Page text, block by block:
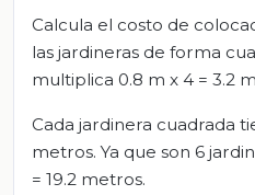
Calcula el costo de
las jardineras de forma
multiplica 0.8 m x 4 = 3.2
Cada jardinera cuadrada
metros. Ya que son 6
= 19.2 metros.